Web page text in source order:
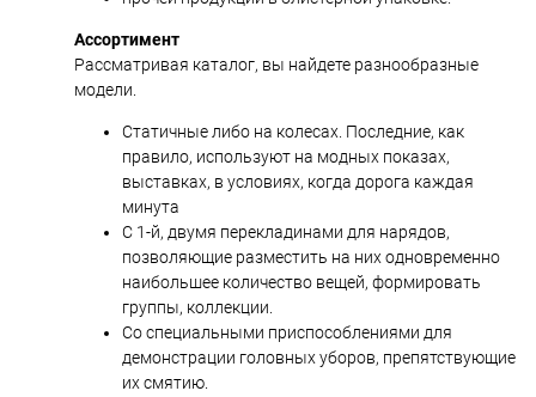
Ассортимент
Рассматривая каталог, вы найдете разнообразные
модели.
Статичные либо на колесах. Последние, как
правило, используют на модных показах,
выставках, в условиях, когда дорога каждая
минута
С 1-й, двумя перекладинами для нарядов,
позволяющие разместить на них одновременно
наибольшее количество вещей, формировать
группы, коллекции.
Со специальными приспособлениями для
демонстрации головных уборов, препятствующие
их смятию.